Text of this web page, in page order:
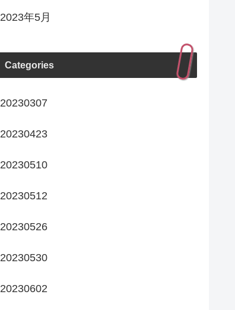
2023年5月
Categories
20230307
20230423
20230510
20230512
20230526
20230530
20230602